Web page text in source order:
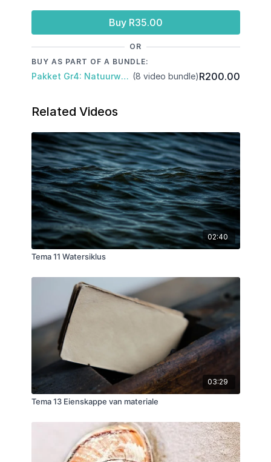
Buy R35.00
OR
BUY AS PART OF A BUNDLE:
Pakket Gr4: Natuurwetenskap & Tegnologie: Kwartaal 3 (8 video bundle)R200.00
Related Videos
02:40
Tema 11 Watersiklus
03:29
Tema 13 Eienskappe van materiale